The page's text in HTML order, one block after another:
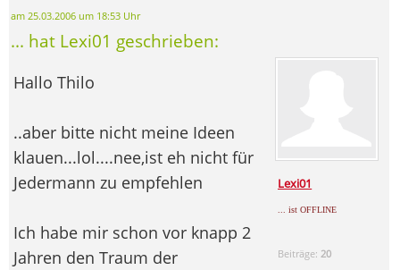
am 25.03.2006 um 18:53 Uhr
... hat Lexi01 geschrieben:
Lexi01
... ist OFFLINE
Beiträge: 20
Hallo Thilo
..aber bitte nicht meine Ideen
klauen...lol....nee,ist eh nicht für
Jedermann zu empfehlen
Ich habe mir schon vor knapp 2
Jahren den Traum der